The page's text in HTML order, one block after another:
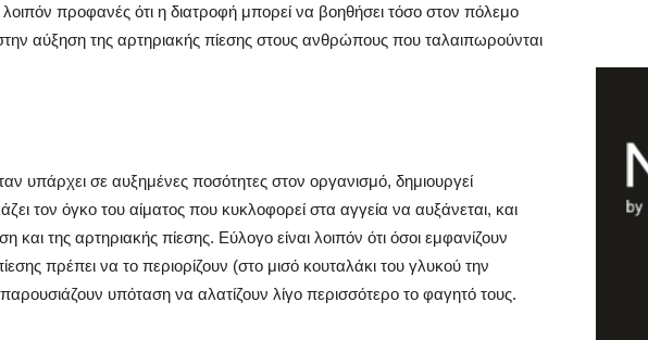
προφανές ότι η διατροφή μπορεί να βοηθήσει τόσο στον πόλεμο
αύξηση της αρτηριακής πίεσης στους ανθρώπους που ταλαιπωρούνται
υπάρχει σε αυξημένες ποσότητες στον οργανισμό, δημιουργεί
τον όγκο του αίματος που κυκλοφορεί στα αγγεία να αυξάνεται, και
και της αρτηριακής πίεσης. Eύλογο είναι λοιπόν ότι όσοι εμφανίζουν
πρέπει να το περιορίζουν (στο μισό κουταλάκι του γλυκού την
παρουσιάζουν υπόταση να αλατίζουν λίγο περισσότερο το φαγητό τους.